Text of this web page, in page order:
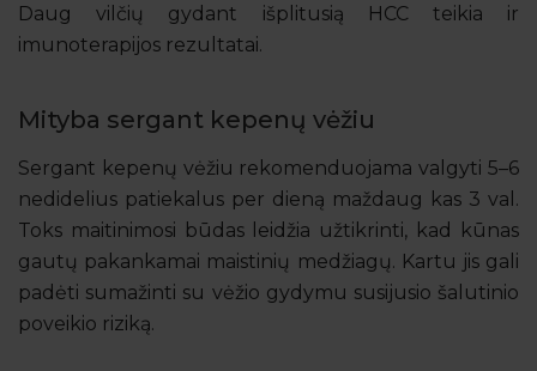
Daug vilčių gydant išplitusią HCC teikia ir
imunoterapijos rezultatai.
Mityba sergant kepenų vėžiu
Sergant kepenų vėžiu rekomenduojama valgyti 5–6
nedidelius patiekalus per dieną maždaug kas 3 val.
Toks maitinimosi būdas leidžia užtikrinti, kad kūnas
gautų pakankamai maistinių medžiagų. Kartu jis gali
padėti sumažinti su vėžio gydymu susijusio šalutinio
poveikio riziką.